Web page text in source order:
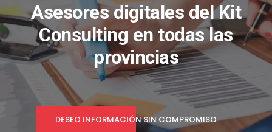
Asesores digitales del Kit
Consulting en todas las
provincias
DESEO INFORMACIÓN SIN COMPROMISO